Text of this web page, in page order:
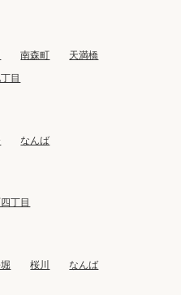
南森町
天満橋
目
なんば
丁目
桜川
なんば